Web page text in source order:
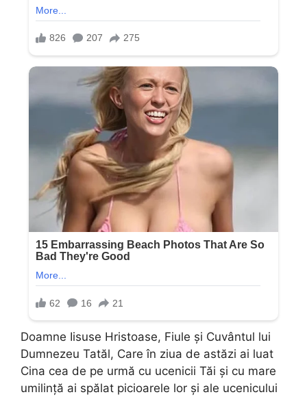
Doamne Iisuse Hristoase, Fiule şi Cuvântul lui
Dumnezeu Tatăl, Care în ziua de astăzi ai luat
Cina cea de pe urmă cu ucenicii Tăi şi cu mare
umilinţă ai spălat picioarele lor şi ale ucenicului